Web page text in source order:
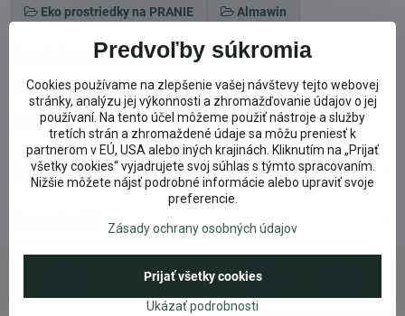
Eko prostriedky na PRANIE Almawin
Doplnkové informácie
Kategória: Almawin
Známky: Vegan, Ecocert
Recenzie 0
TwitterBlueskyPinterestRedditLinkedIn
mail
Predvoľby súkromia
Cookies používame na zlepšenie vašej návštevy tejto webovej
stránky, analýzu jej výkonnosti a zhromažďovanie údajov o jej
používaní. Na tento účel môžeme použiť nástroje a služby
tretích strán a zhromaždené údaje sa môžu preniesť k
partnerom v EÚ, USA alebo iných krajinách. Kliknutím na „Prijať
všetky cookies“ vyjadrujete svoj súhlas s týmto spracovaním.
Nižšie môžete nájsť podrobné informácie alebo upraviť svoje
preferencie.
Zásady ochrany osobných údajov
Ukázať podrobnosti
Prijať všetky cookies